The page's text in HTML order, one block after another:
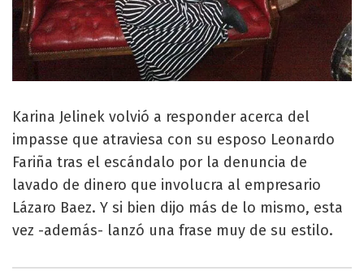
Karina Jelinek volvió a responder acerca del
impasse que atraviesa con su esposo Leonardo
Fariña tras el escándalo por la denuncia de
lavado de dinero que involucra al empresario
Lázaro Baez. Y si bien dijo más de lo mismo, esta
vez -además- lanzó una frase muy de su estilo.